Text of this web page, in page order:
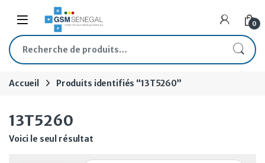
Skip to navigation
Skip to content
Open 0
Recherche pour :
Accueil Produits identifiés “13T5260”
13T5260
Voici le seul résultat